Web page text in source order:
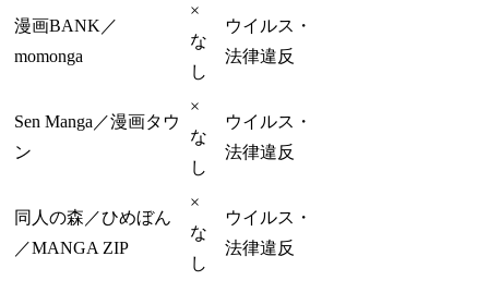
漫画BANK／
momonga
×
な
し
ウイルス・
法律違反
Sen Manga／漫画タウ
ン
×
な
し
ウイルス・
法律違反
同人の森／ひめぼん
／MANGA ZIP
×
な
し
ウイルス・
法律違反